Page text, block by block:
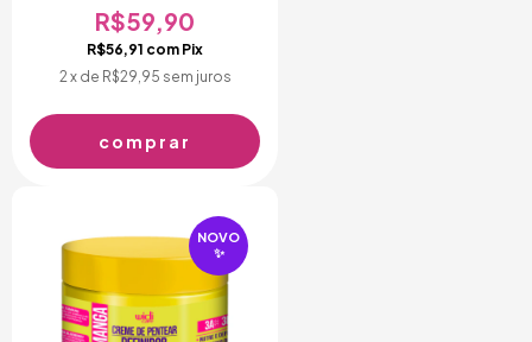
R$59,90
R$56,91 com Pix
2x de R$29,95 sem juros
NOVO
✨